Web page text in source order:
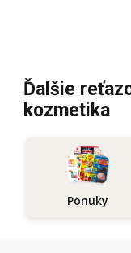
Ďalšie
kozmetika
Ponuky